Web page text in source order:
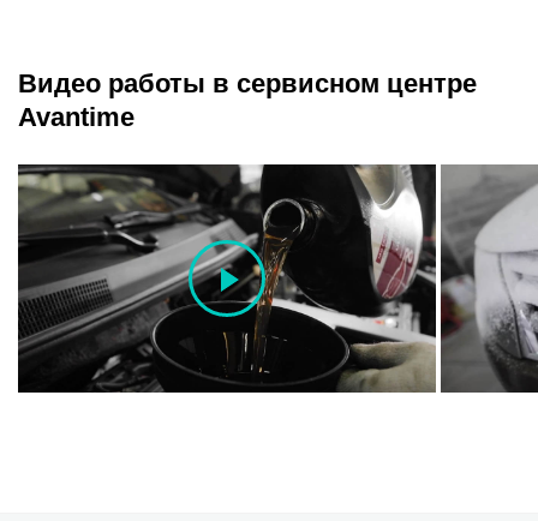
Видео работы в сервисном центре
Avantime